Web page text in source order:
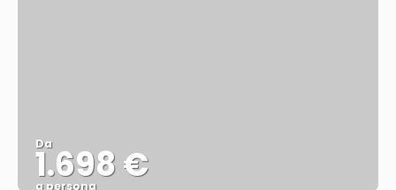
Da
1.698 €
a persona